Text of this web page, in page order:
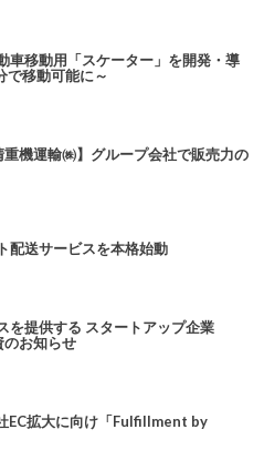
車移動用「スケーター」を開発・導
で移動可能に～
重機運輸㈱】グループ会社で販売力の
配送サービスを本格始動
を提供する スタートアップ企業
のお知らせ
EC拡大に向け「Fulfillment by